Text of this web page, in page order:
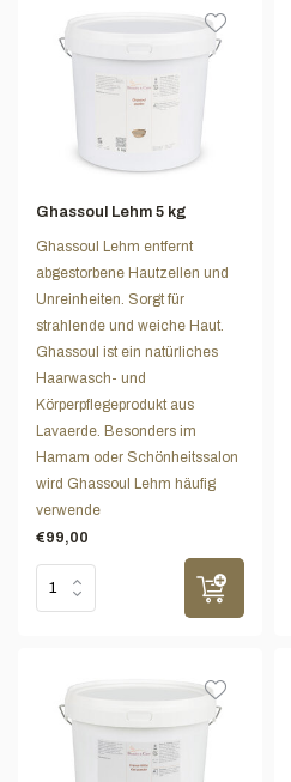
Ghassoul Lehm 5 kg
Ghassoul Lehm entfernt
abgestorbene Hautzellen und
Unreinheiten. Sorgt für
strahlende und weiche Haut.
Ghassoul ist ein natürliches
Haarwasch- und
Körperpflegeprodukt aus
Lavaerde. Besonders im
Hamam oder Schönheitssalon
wird Ghassoul Lehm häufig
verwende
€99,00